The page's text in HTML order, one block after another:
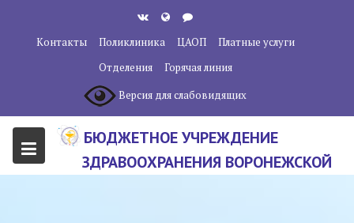
содержанию
Контакты Поликлиника ЦАОП
Платные услуги
Отделения
Горячая линия
Версия для слабовидящих
БЮДЖЕТНОЕ УЧРЕЖДЕНИЕ
ЗДРАВООХРАНЕНИЯ ВОРОНЕЖСКОЙ